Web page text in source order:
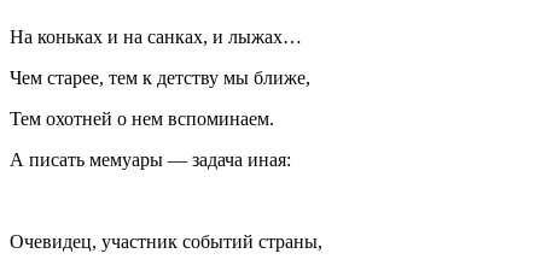
На коньках и на санках, и лыжах…
Чем старее, тем к детству мы ближе,
Тем охотней о нем вспоминаем.
А писать мемуары — задача иная:
Очевидец, участник событий страны,